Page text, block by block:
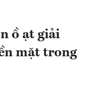
ồ ạt giải
mặt trong